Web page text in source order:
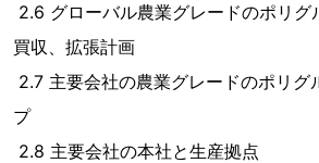
2.6 グローバル農業グレードのポリグ
買収、拡張計画
2.7 主要会社の農業グレードのポリグ
プ
2.8 主要会社の本社と生産拠点